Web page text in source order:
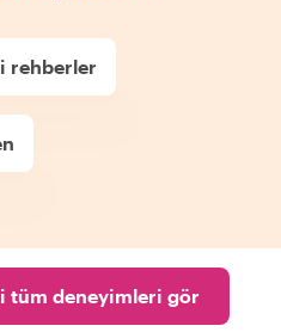
rehberler
tüm deneyimleri gör